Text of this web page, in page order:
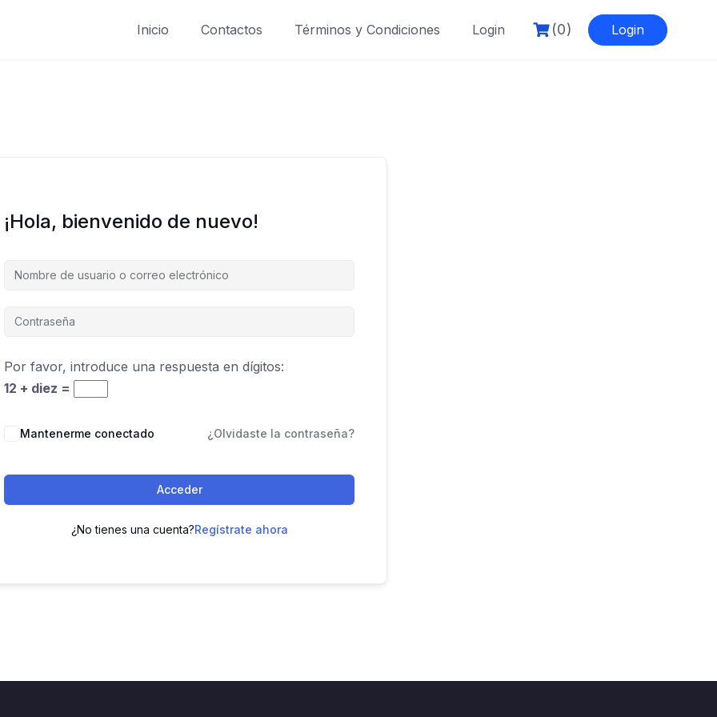
Inicio Contactos Términos y Condiciones Login (0) Login
¡Hola, bienvenido de nuevo!
Por favor, introduce una respuesta en dígitos:
12 + diez =
Mantenerme conectado ¿Olvidaste la contraseña?
Acceder
¿No tienes una cuenta?Regístrate ahora